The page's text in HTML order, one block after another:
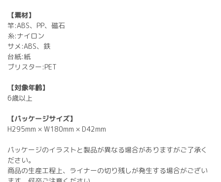
【素材】
竿:ABS、PP、磁石
糸:ナイロン
サメ:ABS、鉄
台紙:紙
ブリスター:PET
【対象年齢】
6歳以上
【パッケージサイズ】
H295mm × W180mm × D42mm
パッケージのイラストと製品が異なる場合がありますがご了承く
ださい。
商品の生産工程上、ライナーの切り残しが発生する場合がござい